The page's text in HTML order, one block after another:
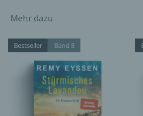
Mehr dazu
Bestseller Band 8